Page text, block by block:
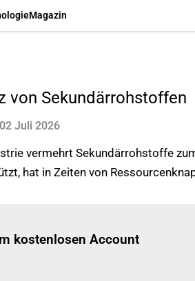
Magazin
von Sekundärrohstoffen
Juli 2026
vermehrt Sekundärrohstoffe
hat in Zeiten von
kostenlosen Account